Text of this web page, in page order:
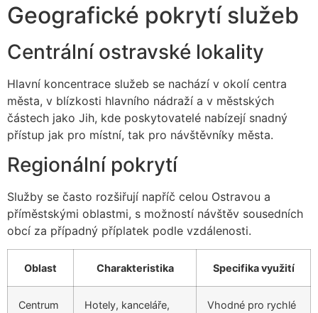
Geografické pokrytí služeb
Centrální ostravské lokality
Hlavní koncentrace služeb se nachází v okolí centra
města, v blízkosti hlavního nádraží a v městských
částech jako Jih, kde poskytovatelé nabízejí snadný
přístup jak pro místní, tak pro návštěvníky města.
Regionální pokrytí
Služby se často rozšiřují napříč celou Ostravou a
příměstskými oblastmi, s možností návštěv sousedních
obcí za případný příplatek podle vzdálenosti.
Oblast Charakteristika Specifika využití
Centrum
Hotely, kanceláře,
Vhodné pro rychlé